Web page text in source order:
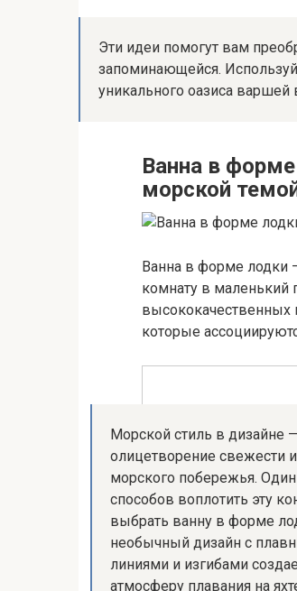
Эти идеи помогут вам
запоминающейся.
уникального оазиса варшей
Ванна в
морской
Ванна в форме лодки
комнату в маленький
высококачественных
которые
Морской стиль в дизайне
олицетворение свежести
морского побережья. Один
способов воплотить эту
выбрать ванну в форме
необычный дизайн с
линиями и изгибами
атмосферу плавания на